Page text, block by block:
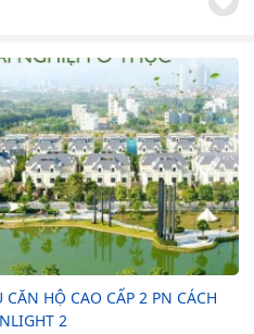
HỘ CAO CẤP 2 PN CÁCH
2